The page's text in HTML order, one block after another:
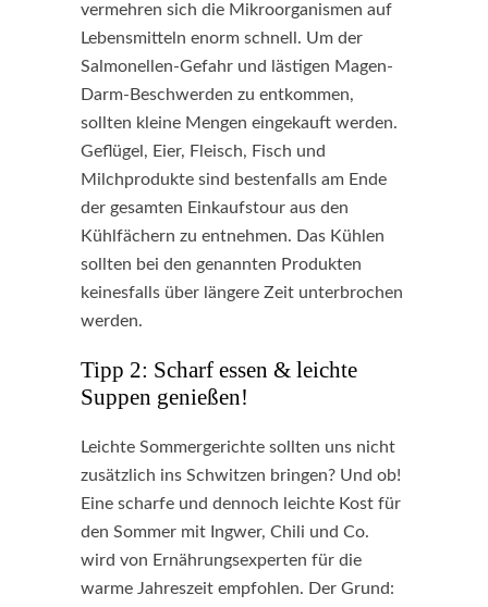
vermehren sich die Mikroorganismen auf
Lebensmitteln enorm schnell. Um der
Salmonellen-Gefahr und lästigen Magen-
Darm-Beschwerden zu entkommen,
sollten kleine Mengen eingekauft werden.
Geflügel, Eier, Fleisch, Fisch und
Milchprodukte sind bestenfalls am Ende
der gesamten Einkaufstour aus den
Kühlfächern zu entnehmen. Das Kühlen
sollten bei den genannten Produkten
keinesfalls über längere Zeit unterbrochen
werden.
Tipp 2: Scharf essen & leichte
Suppen genießen!
Leichte Sommergerichte sollten uns nicht
zusätzlich ins Schwitzen bringen? Und ob!
Eine scharfe und dennoch leichte Kost für
den Sommer mit Ingwer, Chili und Co.
wird von Ernährungsexperten für die
warme Jahreszeit empfohlen. Der Grund: